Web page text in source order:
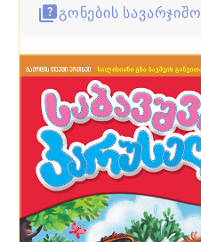
გონების სავარჯიშო